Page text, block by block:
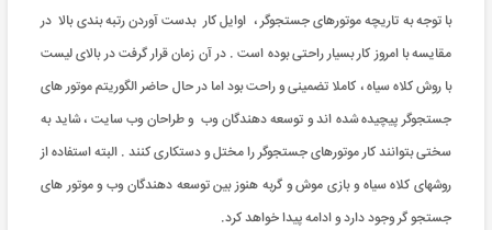
با توجه به تاریچه موتورهای جستجوگر ، اوایل کار بدست آوردن رتبه بندی بالا در
مقایسه با امروز کار بسیار راحتی بوده است . در آن زمان قرار گرفت در بالای لیست
با روش کلاه سیاه ، کاملا تضمینی و راحت بود اما در حال حاضر الگوریتم موتور های
جستجوگر پیچیده شده اند و توسعه دهندگان وب و طراحان وب سایت ، شاید به
سختی بتوانند کار موتورهای جستجوگر را مختل و دستکاری کنند . البته استفاده از
روشهای کلاه سیاه و بازی موش و گربه هنوز بین توسعه دهندگان وب و موتور های
جستجو گر وجود دارد و ادامه پیدا خواهد کرد.